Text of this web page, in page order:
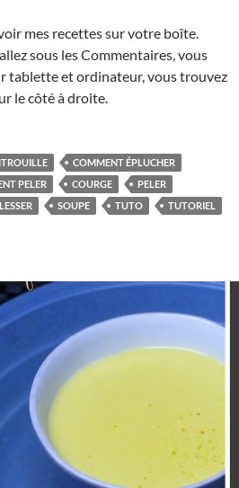
mes recettes sur votre boîte.
sous les Commentaires, vous
tablette et ordinateur, vous trouvez
le côté à droite.
COMMENT ÉPLUCHER
PELER COURGE
PELER
SOUPE TUTO
TUTORIEL